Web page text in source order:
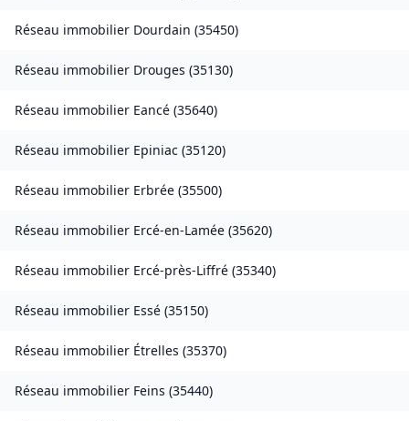
Réseau immobilier Dourdain (35450)
Réseau immobilier Drouges (35130)
Réseau immobilier Eancé (35640)
Réseau immobilier Epiniac (35120)
Réseau immobilier Erbrée (35500)
Réseau immobilier Ercé-en-Lamée (35620)
Réseau immobilier Ercé-près-Liffré (35340)
Réseau immobilier Essé (35150)
Réseau immobilier Étrelles (35370)
Réseau immobilier Feins (35440)